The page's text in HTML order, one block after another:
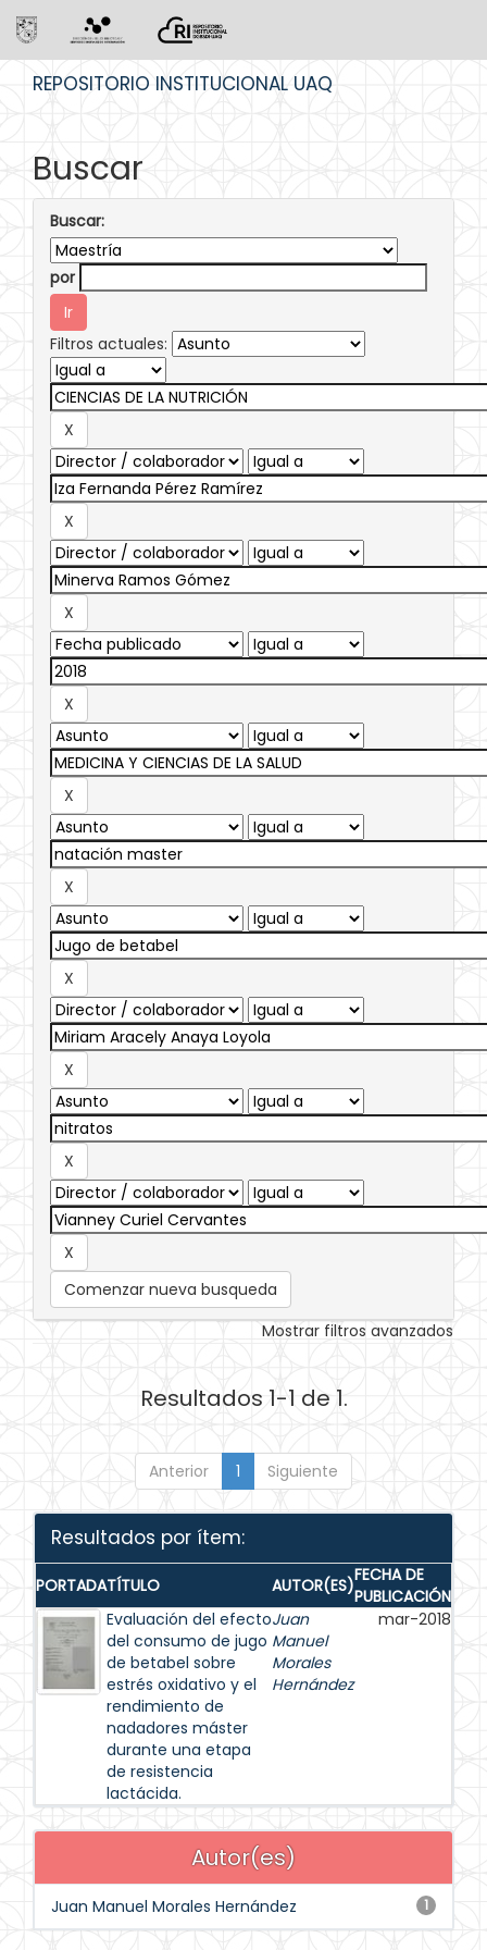
REPOSITORIO INSTITUCIONAL UAQ
Buscar
Buscar:
por
Filtros actuales:
Comenzar nueva busqueda
Mostrar filtros avanzados
Resultados 1-1 de 1.
Anterior 1 Siguiente
Resultados por ítem:
PORTADATÍTULO AUTOR(ES)FECHA DE
PUBLICACIÓN
Evaluación del efecto
del consumo de jugo
de betabel sobre
estrés oxidativo y el
rendimiento de
nadadores máster
durante una etapa
de resistencia
lactácida.
Juan
Manuel
Morales
Hernández
mar-2018
Autor(es)
1
Juan Manuel Morales Hernández